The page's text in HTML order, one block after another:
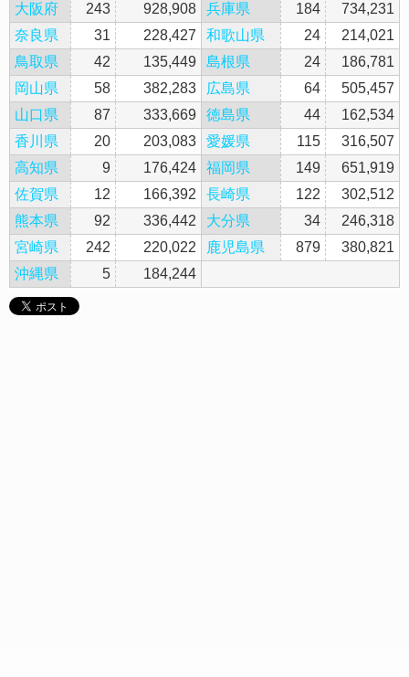
大阪府 243 928,908 兵庫県 184
734,231
奈良県
31 228,427 和歌山県 24
214,021
鳥取県
42 135,449 島根県 24
186,781
岡山県
58 382,283 広島県 64
505,457
山口県
87 333,669 徳島県 44
162,534
香川県
20 203,083 愛媛県 115
316,507
高知県
9 176,424 福岡県 149
651,919
佐賀県
12 166,392 長崎県 122
302,512
熊本県
92 336,442 大分県 34
246,318
宮崎県
242 220,022 鹿児島県 879
380,821
沖縄県
5 184,244